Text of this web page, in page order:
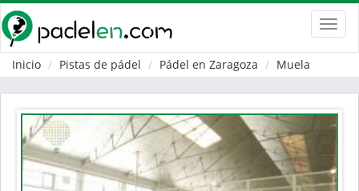
Inicio
Pistas de pádel Pádel en Zaragoza Muela